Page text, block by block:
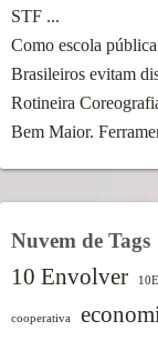
STF ...
Como escola
Brasileiros evitam
Rotineira
Bem Maior.
Nuvem de Tags
10 Envolver
cooperativa